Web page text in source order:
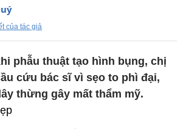
của tác giả
phẫu thuật tạo hình bụng, chị
cứu bác sĩ vì sẹo to phì đại,
thừng gây mất thẩm mỹ.